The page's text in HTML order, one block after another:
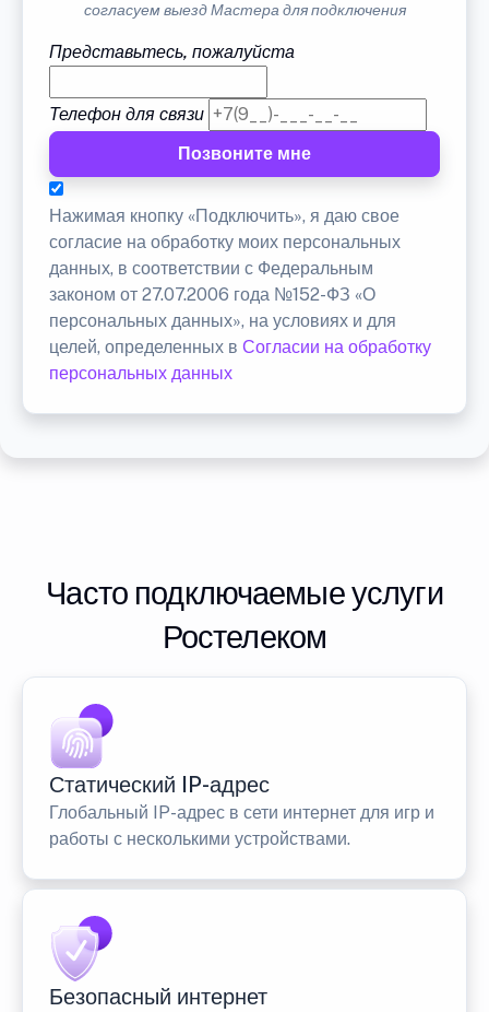
согласуем выезд Мастера для подключения
Представьтесь, пожалуйста
Телефон для связи
Позвоните мне
Нажимая кнопку «Подключить», я даю свое
согласие на обработку моих персональных
данных, в соответствии с Федеральным
законом от 27.07.2006 года №152-ФЗ «О
персональных данных», на условиях и для
целей, определенных в Согласии на обработку
персональных данных
Часто подключаемые услуги
Ростелеком
Статический IP-адрес
Глобальный IP-адрес в сети интернет для игр и
работы с несколькими устройствами.
Безопасный интернет